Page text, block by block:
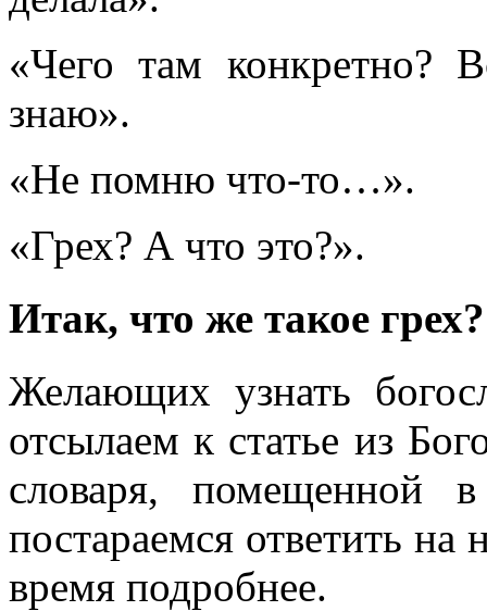
«Чего там конкретно?
знаю».
«Не помню что-то…».
«Грех? А что это?».
Итак, что же такое грех?
Желающих узнать
отсылаем к статье из
словаря,
постараемся ответить
время подробнее.